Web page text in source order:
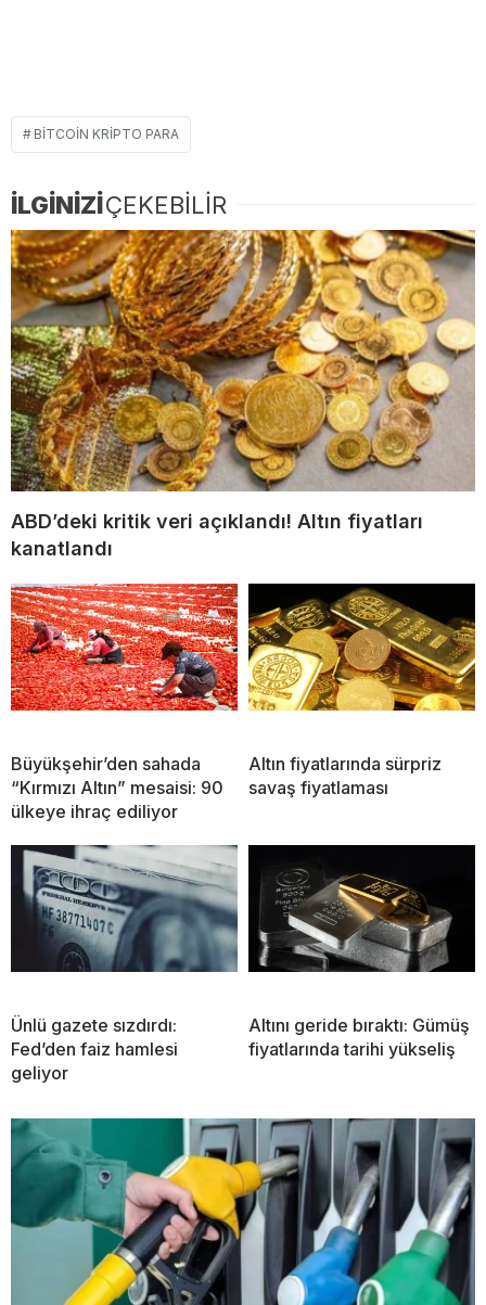
BITCOIN KRIPTO PARA
İLGİNİZİÇEKEBİLİR
ABD’deki kritik veri açıklandı! Altın fiyatları
kanatlandı
Büyükşehir’den sahada
“Kırmızı Altın” mesaisi: 90
ülkeye ihraç ediliyor
Altın fiyatlarında sürpriz
savaş fiyatlaması
Ünlü gazete sızdırdı:
Fed’den faiz hamlesi
geliyor
Altını geride bıraktı: Gümüş
fiyatlarında tarihi yükseliş